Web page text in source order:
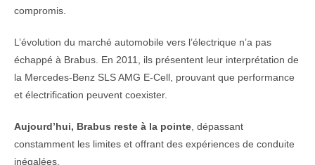
compromis.
L’évolution du marché automobile vers l’électrique n’a pas
échappé à Brabus. En 2011, ils présentent leur interprétation de
la Mercedes-Benz SLS AMG E-Cell, prouvant que performance
et électrification peuvent coexister.
Aujourd’hui, Brabus reste à la pointe, dépassant
constamment les limites et offrant des expériences de conduite
inégalées.